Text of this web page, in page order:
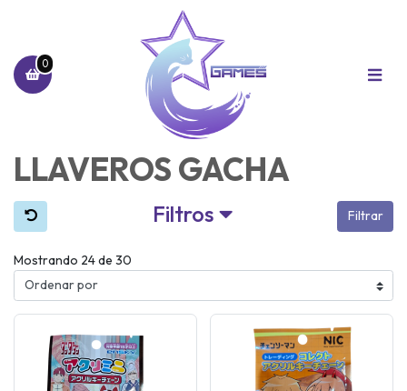
0
LLAVEROS GACHA
Filtros Filtrar
Mostrando 24 de 30